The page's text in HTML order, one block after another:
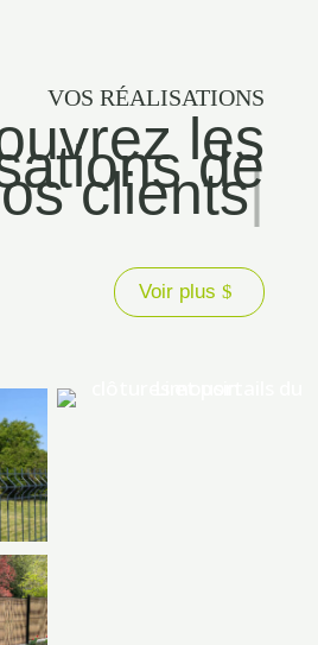
VOS RÉALISATIONS
les
de
clients|
Voir plus